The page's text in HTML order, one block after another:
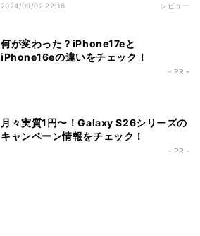
2024/09/02 22:16 レビュー
何が変わった？iPhone17eと
iPhone16eの違いをチェック！
- PR -
月々実質1円〜！Galaxy S26シリーズの
キャンペーン情報をチェック！
- PR -